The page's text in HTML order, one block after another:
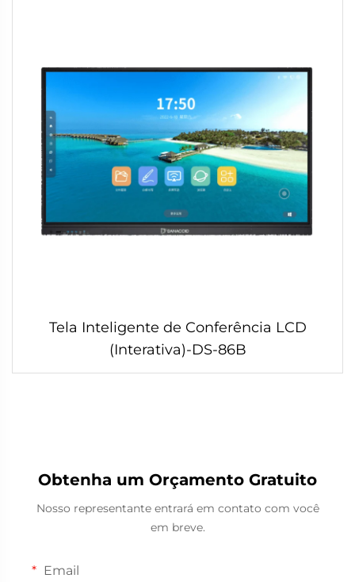
Tela Inteligente de Conferência LCD
(Interativa)-DS-86B
Obtenha um Orçamento Gratuito
Nosso representante entrará em contato com você
em breve.
Email